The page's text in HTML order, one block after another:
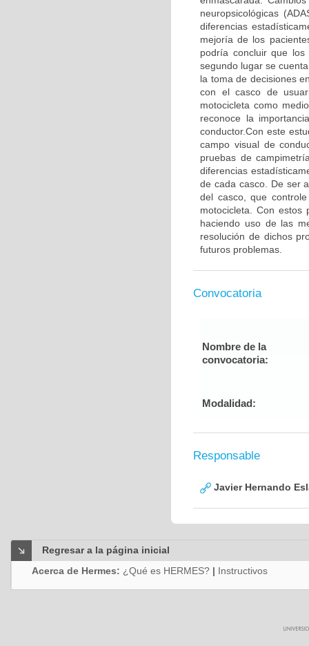
neuropsicológicas
diferencias
mejoría de los
podría concluir que
segundo lugar se
la toma de decisiones
con el casco de
motocicleta como
reconoce la
conductor.Con este
campo visual de
pruebas de
diferencias
de cada casco. De ser
del casco, que
motocicleta. Con
haciendo uso de las
resolución de dichos
futuros problemas.
Convocatoria
Nombre de la
convocatoria:
Modalidad:
Responsable
Javier Hernando
Regresar a la página inicial
Acerca de Hermes: ¿Qué es HERMES? | Instructivos